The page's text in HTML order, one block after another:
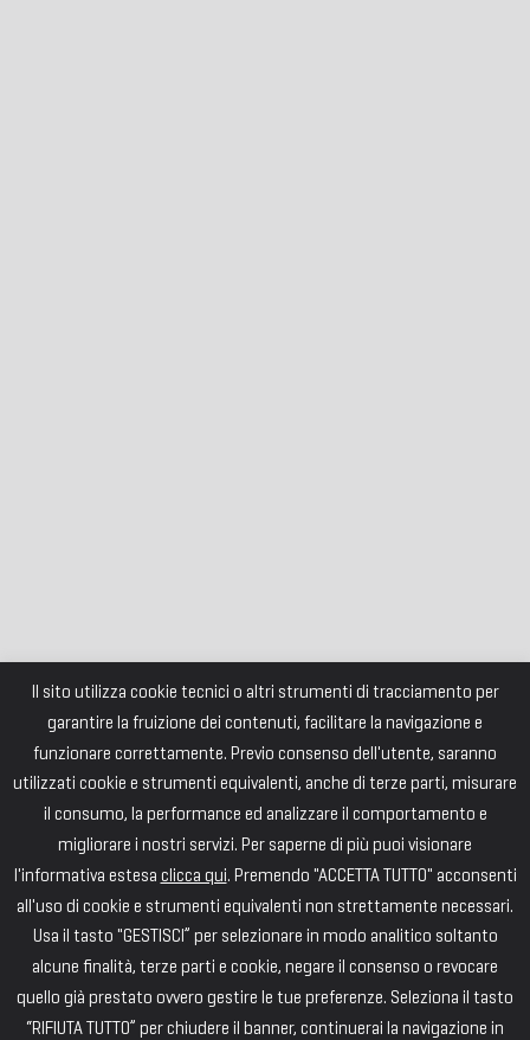
Il sito utilizza cookie tecnici o altri strumenti di tracciamento per
garantire la fruizione dei contenuti, facilitare la navigazione e
funzionare correttamente. Previo consenso dell'utente, saranno
utilizzati cookie e strumenti equivalenti, anche di terze parti, misurare
il consumo, la performance ed analizzare il comportamento e
migliorare i nostri servizi. Per saperne di più puoi visionare
l'informativa estesa clicca qui. Premendo "ACCETTA TUTTO" acconsenti
all'uso di cookie e strumenti equivalenti non strettamente necessari.
Usa il tasto "GESTISCI” per selezionare in modo analitico soltanto
alcune finalità, terze parti e cookie, negare il consenso o revocare
quello già prestato ovvero gestire le tue preferenze. Seleziona il tasto
“RIFIUTA TUTTO” per chiudere il banner, continuerai la navigazione in